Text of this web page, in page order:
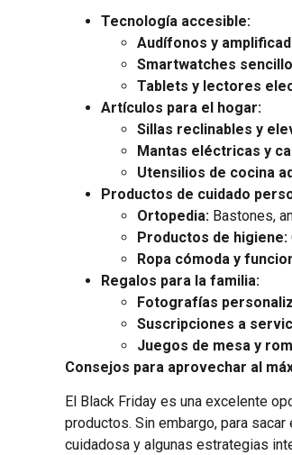
Tecnología accesible:
Audífonos y
Smartwatches
Tablets y lectores
Artículos para el hogar:
Sillas reclinables y
Mantas eléctricas y
Utensilios de cocina
Productos de cuidado
Ortopedia: Bastones,
Productos de higiene:
Ropa cómoda y
Regalos para la familia:
Fotografías
Suscripciones a
Juegos de mesa y
Consejos para aprovechar al
El Black Friday es una excelente
productos. Sin embargo, para
cuidadosa y algunas estrategias